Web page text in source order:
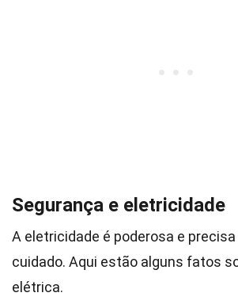
Segurança e eletricidade
A eletricidade é poderosa e
cuidado. Aqui estão alguns fatos
elétrica.